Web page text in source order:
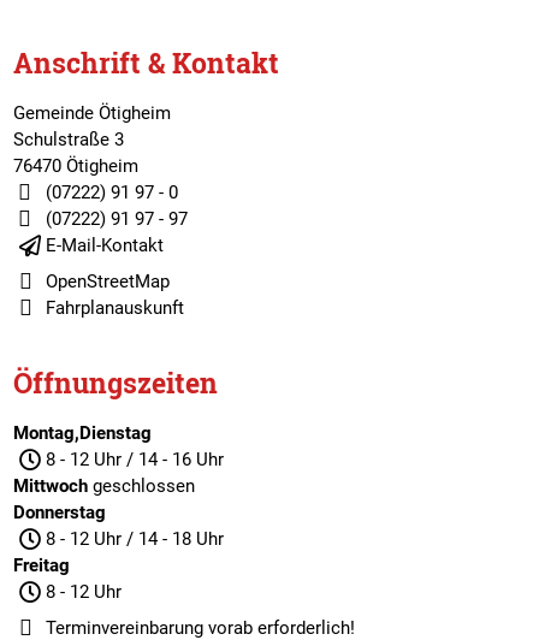
Anschrift & Kontakt
Gemeinde Ötigheim
Schulstraße 3
76470 Ötigheim
(07222) 91 97 - 0
(07222) 91 97 - 97
E-Mail-Kontakt
OpenStreetMap
Fahrplanauskunft
Öffnungszeiten
Montag,Dienstag
8 - 12 Uhr / 14 - 16 Uhr
Mittwochgeschlossen
Donnerstag
8 - 12 Uhr / 14 - 18 Uhr
Freitag
8 - 12 Uhr
Terminvereinbarungvorab erforderlich!